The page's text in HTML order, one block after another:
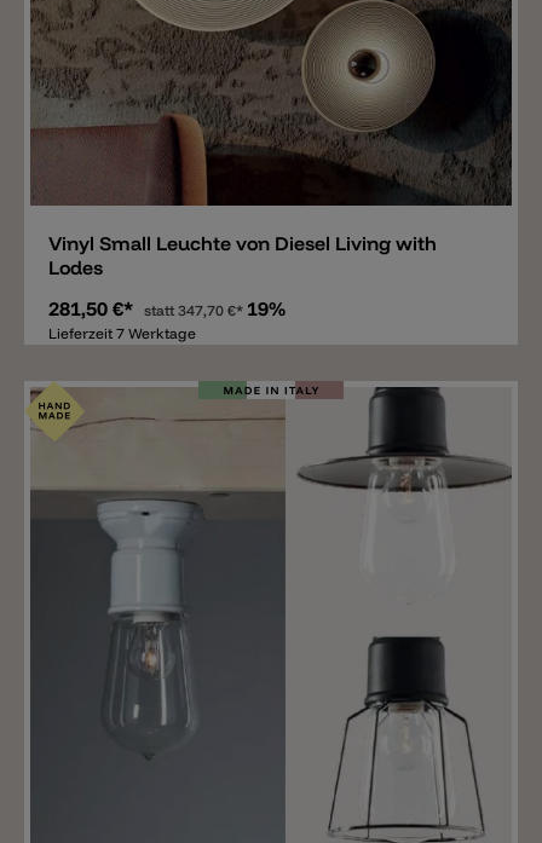
Vinyl Small Leuchte von Diesel Living with
Lodes
281,50 €* statt347,70 €* 19%
Lieferzeit 7 Werktage